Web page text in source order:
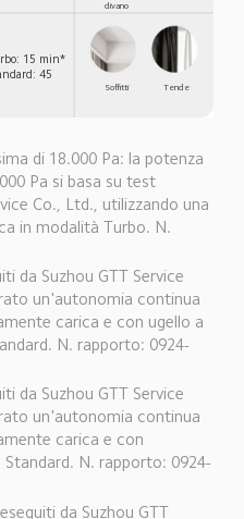
15 min*
45
divano
Soffitti Tende
di 18.000 Pa: la potenza
Pa si basa su test
Co., Ltd., utilizzando una
in modalità Turbo. N.
da Suzhou GTT Service
un'autonomia continua
carica e con ugello a
N. rapporto: 0924-
da Suzhou GTT Service
un'autonomia continua
carica e con
N. rapporto: 0924-
da Suzhou GTT